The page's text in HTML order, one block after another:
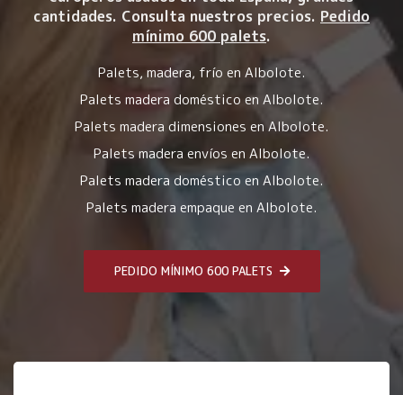
cantidades. Consulta nuestros precios. Pedido
mínimo 600 palets.
Palets, madera, frío en Albolote.
Palets madera doméstico en Albolote.
Palets madera dimensiones en Albolote.
Palets madera envíos en Albolote.
Palets madera doméstico en Albolote.
Palets madera empaque en Albolote.
PEDIDO MÍNIMO 600 PALETS